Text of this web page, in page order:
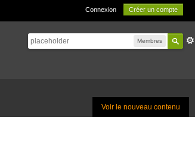
Connexion Créer un compte
Membres
Voir le nouveau contenu